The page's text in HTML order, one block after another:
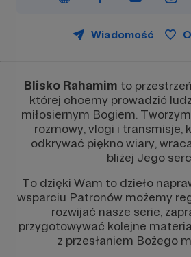
Wiadomość
Blisko Rahamim to
której chcemy prowadzić
miłosiernym Bogiem.
rozmowy, vlogi i transmisje,
odkrywać piękno wiary,
bliżej Jego
To dzięki Wam to dzieło
wsparciu Patronów możemy
rozwijać nasze serie,
przygotowywać kolejne
z przesłaniem Bożego